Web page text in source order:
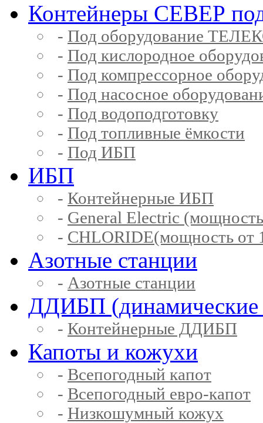
Контейнеры СЕВЕР
- Под оборудование
- Под кислородное
- Под компрессорное
- Под насосное
- Под водоподготовку
- Под топливные ёмкости
- Под ИБП
ИБП
- Контейнерные ИБП
- General Electric
- CHLORIDE(мощность от
Азотные станции
- Азотные станции
ДДИБП
- Контейнерные ДДИБП
Капоты и кожухи
- Всепогодный капот
- Всепогодный евро-капот
- Низкошумный кожух